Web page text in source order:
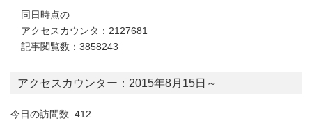
同日時点の
アクセスカウンタ：2127681
記事閲覧数：3858243
アクセスカウンター：2015年8月15日～
今日の訪問数: 412